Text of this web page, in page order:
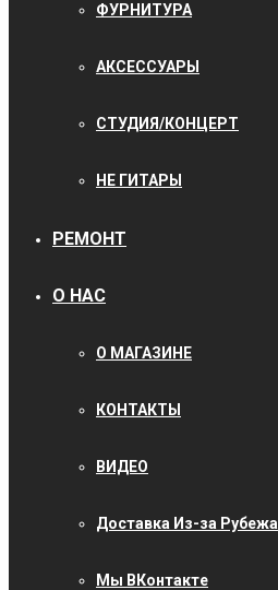
ФУРНИТУРА
АКСЕССУАРЫ
СТУДИЯ/КОНЦЕРТ
НЕ ГИТАРЫ
РЕМОНТ
О НАС
О МАГАЗИНЕ
КОНТАКТЫ
ВИДЕО
Доставка Из-за Рубежа
Мы ВКонтакте